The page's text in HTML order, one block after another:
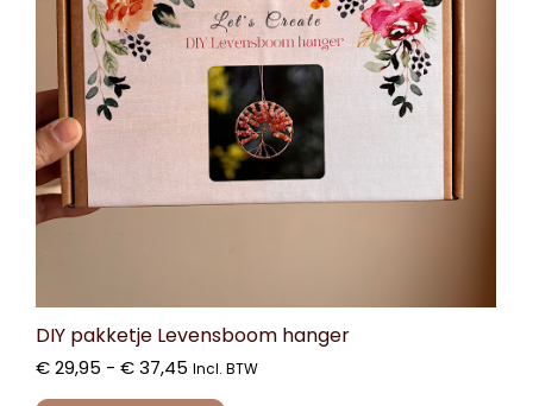
DIY pakketje Levensboom hanger
€29,95 - €37,45 Incl. BTW